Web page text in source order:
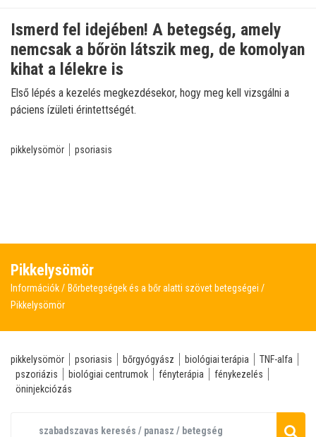
Ismerd fel idejében! A betegség, amely
nemcsak a bőrön látszik meg, de komolyan
kihat a lélekre is
Első lépés a kezelés megkezdésekor, hogy meg kell vizsgálni a
páciens ízületi érintettségét.
pikkelysömör psoriasis
Pikkelysömör
Információk
Bőrbetegségek és a bőr alatti szövet betegségei
Pikkelysömör
pikkelysömör psoriasis bőrgyógyász biológiai terápia
TNF-alfa
pszoriázis
biológiai centrumok fényterápia
fénykezelés
öninjekciózás